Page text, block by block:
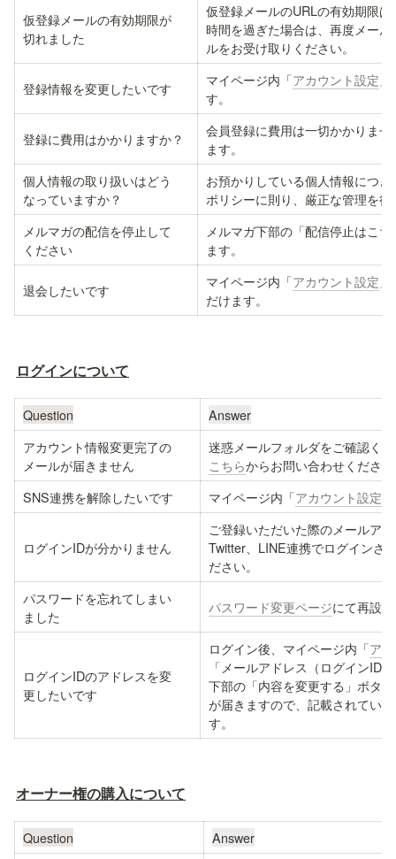
仮登録メールの有効期限が
切れました
仮登録メールのURLの有効期限
時間を過ぎた場合は、再度メー
ルをお受け取りください。
登録情報を変更したいです マイページ内「アカウント設定
す。
登録に費用はかかりますか？
会員登録に費用は一切かかりま
ます。
個人情報の取り扱いはどう
なっていますか？
お預かりしている個人情報につ
ポリシーに則り、厳正な管理を行
メルマガの配信を停止して
ください
メルマガ下部の「配信停止はこ
ます。
退会したいです マイページ内「アカウント設定
だけます。
ログインについて
Question
Answer
アカウント情報変更完了の
メールが届きません
迷惑メールフォルダをご確認く
こちらからお問い合わせくださ
SNS連携を解除したいです
マイページ内「アカウント設定
ログインIDが分かりません
ご登録いただいた際のメールア
Twitter、LINE連携でログインさ
ださい。
パスワードを忘れてしまい
ました
パスワード変更ページにて再設
ログインIDのアドレスを変
更したいです
ログイン後、マイページ内「ア
「メールアドレス（ログインID
下部の「内容を変更する」ボタ
が届きますので、記載されてい
す。
オーナー権の購入について
Question
Answer